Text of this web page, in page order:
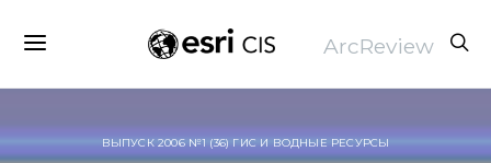
ArcReview
ВЫПУСК 2006 №1 (36) ГИС И ВОДНЫЕ РЕСУРСЫ